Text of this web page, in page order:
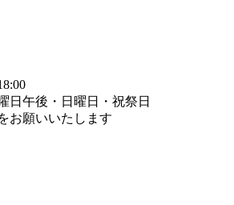
日午後・日曜日・祝祭日
お願いいたします